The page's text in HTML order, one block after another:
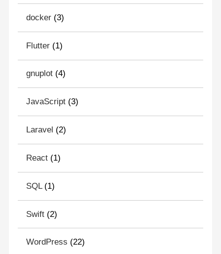
docker(3)
Flutter(1)
gnuplot(4)
JavaScript(3)
Laravel (2)
React(1)
SQL(1)
Swift(2)
WordPress (22)